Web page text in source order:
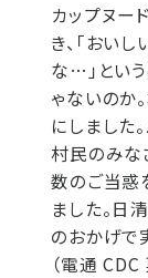
カップヌー
き、「おい
な…」とい
ゃないのか
にしました
村民のみな
数のご当惑
ました。日
のおかげで
（電通